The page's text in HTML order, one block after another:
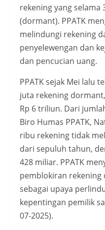
rekening yang selama
(dormant). PPATK
melindungi rekening
penyelewengan dan
dan pencucian uang.
PPATK sejak Mei lalu
juta rekening
Rp 6 triliun. Dari
Biro Humas PPATK,
ribu rekening tidak
dari sepuluh tahun,
428 miliar. PPATK
pemblokiran
sebagai upaya
kepentingan pemilik
07-2025).